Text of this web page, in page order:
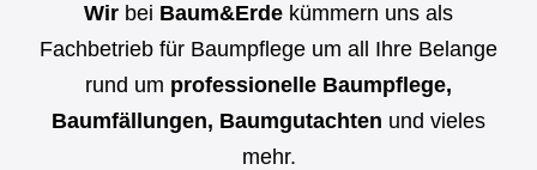
Wir bei Baum&Erde kümmern uns als
Fachbetrieb für Baumpflege um all Ihre Belange
rund um professionelle Baumpflege,
Baumfällungen, Baumgutachten und vieles
mehr.